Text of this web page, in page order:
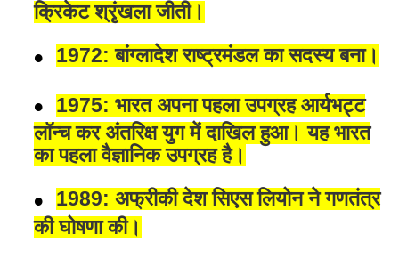
क्रिकेट श्रृंखला जीती।
1972: बांग्लादेश राष्ट्रमंडल का सदस्य बना।
1975: भारत अपना पहला उपग्रह आर्यभट्ट
लॉन्च कर अंतरिक्ष युग में दाखिल हुआ। यह भारत
का पहला वैज्ञानिक उपग्रह है।
1989: अफ्रीकी देश सिएस लियोन ने गणतंत्र
की घोषणा की।